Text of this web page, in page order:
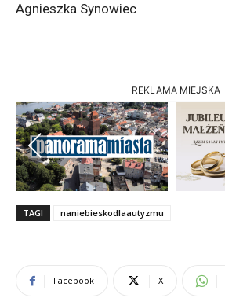
Agnieszka Synowiec
REKLAMA MIEJSKA
Previous
TAGI naniebieskodlaautyzmu
Facebook X